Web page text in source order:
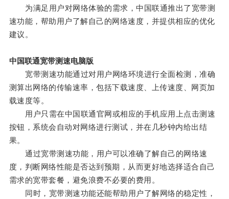
为满足用户对网络体验的需求，中国联通推出了宽带测
速功能，帮助用户了解自己的网络速度，并提供相应的优化
建议。
中国联通宽带测速电脑版
宽带测速功能通过对用户网络环境进行全面检测，准确
测算出网络的传输速率，包括下载速度、上传速度、网页加
载速度等。
用户只需在中国联通官网或相应的手机应用上点击测速
按钮，系统会自动对网络进行测试，并在几秒钟内给出结
果。
通过宽带测速功能，用户可以准确了解自己的网络速
度，判断网络性能是否达到预期，从而更好地选择适合自己
需求的宽带套餐，避免浪费不必要的费用。
同时，宽带测速功能还能帮助用户了解网络的稳定性，